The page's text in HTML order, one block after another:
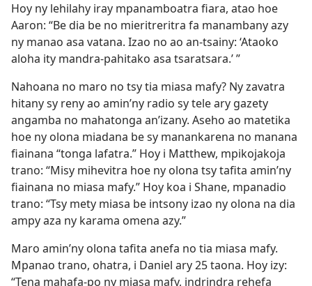
Hoy ny lehilahy iray mpanamboatra fiara, atao hoe
Aaron: “Be dia be no mieritreritra fa manambany azy
ny manao asa vatana. Izao no ao an-tsainy: ‘Ataoko
aloha ity mandra-pahitako asa tsaratsara.’ ”
Nahoana no maro no tsy tia miasa mafy? Ny zavatra
hitany sy reny ao amin’ny radio sy tele ary gazety
angamba no mahatonga an’izany. Aseho ao matetika
hoe ny olona miadana be sy manankarena no manana
fiainana “tonga lafatra.” Hoy i Matthew, mpikojakoja
trano: “Misy mihevitra hoe ny olona tsy tafita amin’ny
fiainana no miasa mafy.” Hoy koa i Shane, mpanadio
trano: “Tsy mety miasa be intsony izao ny olona na dia
ampy aza ny karama omena azy.”
Maro amin’ny olona tafita anefa no tia miasa mafy.
Mpanao trano, ohatra, i Daniel ary 25 taona. Hoy izy:
“Tena mahafa-po ny miasa mafy, indrindra rehefa